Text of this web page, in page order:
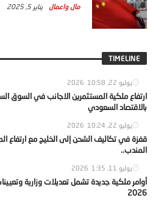
مال واعمال يناير 5, 2025
TIMELINE
يوليو 22, 2026 10:58
ارتفاع ملكية المستثمرين الاجانب في السوق
بالاقتصاد السعودي
يوليو 22, 2026 10:24
قفزة في تكاليف الشحن إلى الخليج مع ارتفاع
المندب..
يوليو 11, 2026 1:35
أوامر ملكية جديدة تشمل تعديلات وزارية
2026